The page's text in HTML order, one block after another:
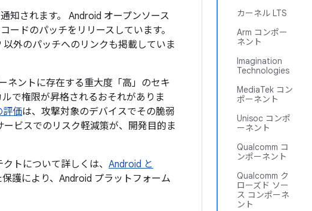
カーネル LTS
Arm コンポー
ネント
Imagination
Technologies
MediaTek コン
ポーネント
Unisoc コンポ
ーネント
Qualcomm コ
ンポーネント
Qualcomm ク
ローズド ソー
ス コンポーネ
ント
知されます。 Android オープンソース
ードのパッチをリリースしています。
外のパッチへのリンクも掲載していま
ネントに存在する重大度「高」のセキ
で権限が昇格されるおそれがありま
評価は、攻撃対象のデバイスでその脆弱
ビスでのリスク軽減策が、開発目的ま
トについて詳しくは、 Android と
護により、Android プラットフォーム